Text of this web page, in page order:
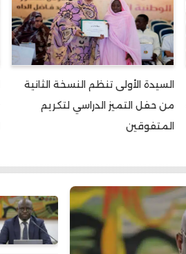
السيدة الأولى تنظم النسخة الثانية
من حفل التميز الدراسي لتكريم
المتفوقين